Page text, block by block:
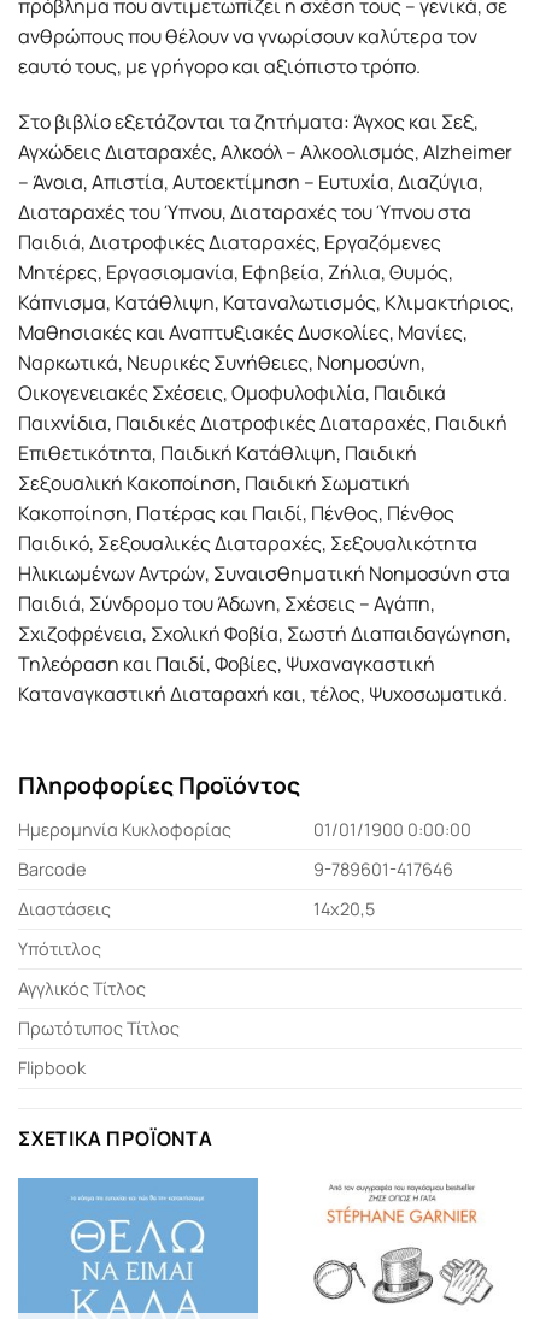
πρόβλημα που αντιμετωπίζει η σχέση τους – γενικά, σε
ανθρώπους που θέλουν να γνωρίσουν καλύτερα τον
εαυτό τους, με γρήγορο και αξιόπιστο τρόπο.
Στο βιβλίο εξετάζονται τα ζητήματα: Άγχος και Σεξ,
Αγχώδεις Διαταραχές, Αλκοόλ – Αλκοολισμός, Alzheimer
– Άνοια, Απιστία, Αυτοεκτίμηση – Ευτυχία, Διαζύγια,
Διαταραχές του Ύπνου, Διαταραχές του Ύπνου στα
Παιδιά, Διατροφικές Διαταραχές, Εργαζόμενες
Μητέρες, Εργασιομανία, Εφηβεία, Ζήλια, Θυμός,
Κάπνισμα, Κατάθλιψη, Καταναλωτισμός, Κλιμακτήριος,
Μαθησιακές και Αναπτυξιακές Δυσκολίες, Μανίες,
Ναρκωτικά, Νευρικές Συνήθειες, Νοημοσύνη,
Οικογενειακές Σχέσεις, Ομοφυλοφιλία, Παιδικά
Παιχνίδια, Παιδικές Διατροφικές Διαταραχές, Παιδική
Επιθετικότητα, Παιδική Κατάθλιψη, Παιδική
Σεξουαλική Κακοποίηση, Παιδική Σωματική
Κακοποίηση, Πατέρας και Παιδί, Πένθος, Πένθος
Παιδικό, Σεξουαλικές Διαταραχές, Σεξουαλικότητα
Ηλικιωμένων Αντρών, Συναισθηματική Νοημοσύνη στα
Παιδιά, Σύνδρομο του Άδωνη, Σχέσεις – Αγάπη,
Σχιζοφρένεια, Σχολική Φοβία, Σωστή Διαπαιδαγώγηση,
Τηλεόραση και Παιδί, Φοβίες, Ψυχαναγκαστική
Καταναγκαστική Διαταραχή και, τέλος, Ψυχοσωματικά.
Πληροφορίες Προϊόντος
Ημερομηνία Κυκλοφορίας
01/01/1900 0:00:00
Barcode
9-789601-417646
Διαστάσεις
14x20,5
Υπότιτλος
Αγγλικός Τίτλος
Πρωτότυπος Τίτλος
Flipbook
ΣΧΕΤΙΚΆ ΠΡΟΪΌΝΤΑ